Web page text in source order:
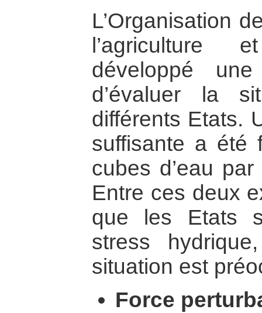
L’Organisation
l’agriculture
développé
d’évaluer la
différents Etats.
suffisante a été
cubes d’eau
Entre ces deux
que les Etats
stress
situation est
Force